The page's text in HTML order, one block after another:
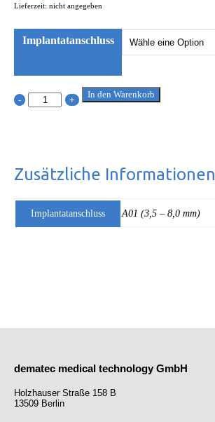
Lieferzeit: nicht angegeben
Implantatanschluss
- +
In den Warenkorb
Zusätzliche Informationen
Implantatanschluss A01 (3,5 – 8,0 mm)
dematec medical technology GmbH
Holzhauser Straße 158 B
13509 Berlin